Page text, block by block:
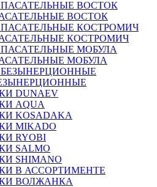
ВОСТОК
КОСТРОМИЧ
МОБУЛА
DUNAEV
AQUA
KOSADAKA
MIKADO
RYOBI
SALMO
SHIMANO
В АССОРТИМЕНТЕ
ВОЛЖАНКА